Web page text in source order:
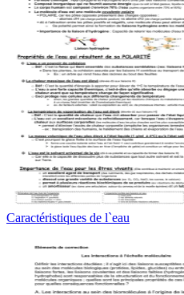
Caractéristiques de l`eau